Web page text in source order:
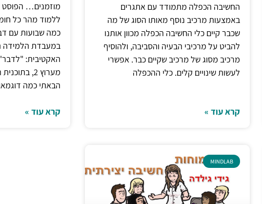
החשיבה הכפלה מתמודד עם אתגרים
באמצעות מרכיב נוסף מאותו הסוג של מה
שכבר קיים כלי החשיבה הכפלה מכוון אותנו
להביט על מרכיבי הבעיה והסביבה, ולהוסיף
מרכיב מסוג של מרכיב שקיים כבר. אפשרי
לעשות שינויים קלים. כלי ההכפלה
קרא עוד »
מוזמנים… הפוסט
ללמוד מהר כל
כמה שבועות עם
במעבדת הלמידה
האקטיבית:
הבאתי כמה
קרא עוד »
MINDLAB